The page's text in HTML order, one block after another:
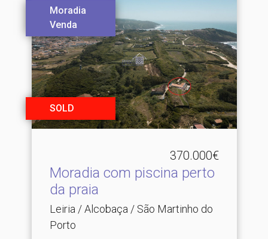
Moradia
Venda
SOLD
370.000€
Moradia com piscina perto
da praia
Leiria / Alcobaça / São Martinho do
Porto